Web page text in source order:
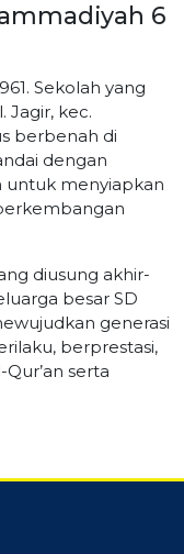
6
Sekolah yang
Jagir, kec.
berbenah di
dengan
untuk menyiapkan
diusung akhir-
besar SD
generasi
berprestasi,
serta